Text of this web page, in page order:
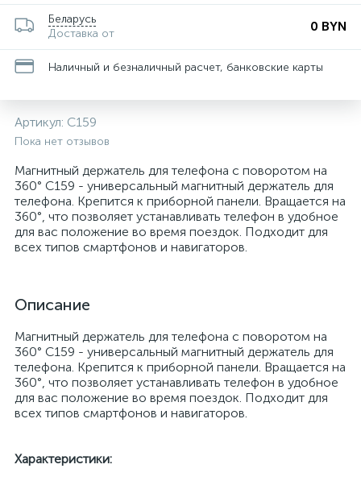
Беларусь
Доставка от
0 BYN
Наличный и безналичный расчет, банковские карты
Артикул: C159
Пока нет отзывов
Магнитный держатель для телефона с поворотом на
360° C159 - универсальный магнитный держатель для
телефона. Крепится к приборной панели. Вращается на
360°, что позволяет устанавливать телефон в удобное
для вас положение во время поездок. Подходит для
всех типов смартфонов и навигаторов.
Описание
Магнитный держатель для телефона с поворотом на
360° C159 - универсальный магнитный держатель для
телефона. Крепится к приборной панели. Вращается на
360°, что позволяет устанавливать телефон в удобное
для вас положение во время поездок. Подходит для
всех типов смартфонов и навигаторов.
Характеристики: